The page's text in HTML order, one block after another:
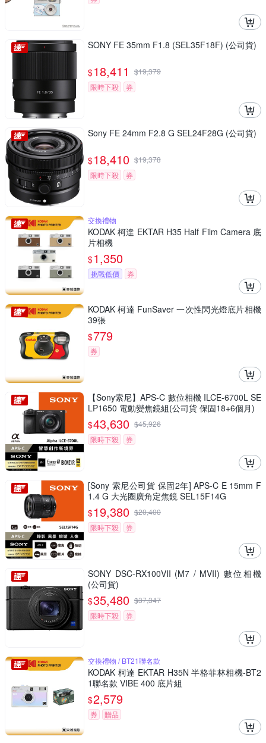
SONY FE 35mm F1.8 (SEL35F18F) (公司貨)
$18,411 $19,379
限時下殺
券
Sony FE 24mm F2.8 G SEL24F28G (公司貨)
$18,410 $19,378
限時下殺
券
交換禮物
KODAK 柯達 EKTAR H35 Half Film Camera 底
片相機
$1,350
挑戰低價 券
KODAK 柯達 FunSaver 一次性閃光燈底片相機
39張
$779
券
【Sony索尼】APS-C 數位相機 ILCE-6700L SE
LP1650 電動變焦鏡組(公司貨 保固18+6個月)
$43,630 $45,926
限時下殺
券
[Sony 索尼公司貨 保固2年] APS-C E 15mm F
1.4 G 大光圈廣角定焦鏡 SEL15F14G
$19,380 $20,400
限時下殺
券
SONY DSC-RX100VII (M7 / MVII) 數位相機
(公司貨)
$35,480 $37,347
限時下殺
券
交換禮物 / BT21聯名款
KODAK 柯達 EKTAR H35N 半格菲林相機-BT2
1聯名款 VIBE 400 底片組
$2,579
券 贈品